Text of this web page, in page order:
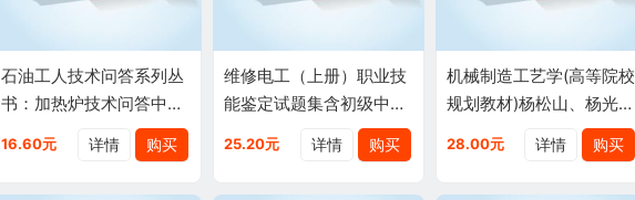
石油工人技术问答系列丛
书：加热炉技术问答中国
石油辽阳机电仪研修中心
石油工业出版社9787502
16.60元 购买
详情
维修电工（上册）职业技
能鉴定试题集含初级中级
二个级别含答案理论知识
试题技能操作正版中国石
25.20元 购买
详情
机械制造工艺学(高等院校
规划教材)杨松山、杨光、
王金东(著者)石油工业出
28.00元 购买
详情